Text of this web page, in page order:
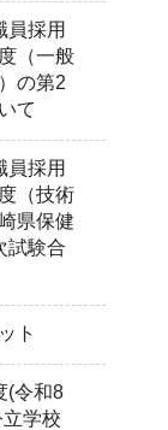
員採用
（一般
の第2
て
員採用
（技術
県保健
試験合
ト
(令和8
学校